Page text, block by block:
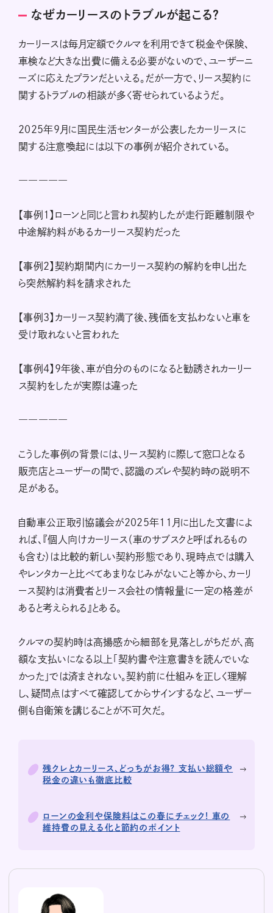
なぜカーリースのトラブルが起こる？
カーリースは毎月定額でクルマを利用できて税金や保険、
車検など大きな出費に備える必要がないので、ユーザーニ
ーズに応えたプランだといえる。だが一方で、リース契約に
関するトラブルの相談が多く寄せられているようだ。
2025年9月に国民生活センターが公表したカーリースに
関する注意喚起には以下の事例が紹介されている。
―――――
【事例1】ローンと同じと言われ契約したが走行距離制限や
中途解約料があるカーリース契約だった
【事例2】契約期間内にカーリース契約の解約を申し出た
ら突然解約料を請求された
【事例3】カーリース契約満了後、残価を支払わないと車を
受け取れないと言われた
【事例4】9年後、車が自分のものになると勧誘されカーリー
ス契約をしたが実際は違った
―――――
こうした事例の背景には、リース契約に際して窓口となる
販売店とユーザーの間で、認識のズレや契約時の説明不
足がある。
自動車公正取引協議会が2025年11月に出した文書によ
れば、『個人向けカーリース（車のサブスクと呼ばれるもの
も含む）は比較的新しい契約形態であり、現時点では購入
やレンタカーと比べてあまりなじみがないこと等から、カーリ
ース契約は消費者とリース会社の情報量に一定の格差が
あると考えられる』とある。
クルマの契約時は高揚感から細部を見落としがちだが、高
額な支払いになる以上「契約書や注意書きを読んでいな
かった」では済まされない。契約前に仕組みを正しく理解
し、疑問点はすべて確認してからサインするなど、ユーザー
側も自衛策を講じることが不可欠だ。
残クレとカーリース、どっちがお得? 支払い総額や
税金の違いも徹底比較
ローンの金利や保険料はこの春にチェック! 車の
維持費の見える化と節約のポイント